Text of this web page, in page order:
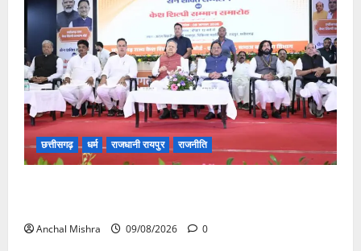
छत्तीसगढ़ धर्म राजधानी रायपुर राजनीति
Anchal Mishra 09/08/2026 0